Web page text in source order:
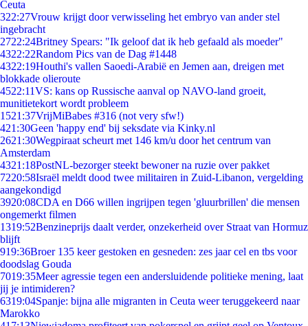
Ceuta
322:27Vrouw krijgt door verwisseling het embryo van ander stel
ingebracht
2722:24Britney Spears: "Ik geloof dat ik heb gefaald als moeder"
4322:22Random Pics van de Dag #1448
4322:19Houthi's vallen Saoedi-Arabië en Jemen aan, dreigen met
blokkade olieroute
4522:11VS: kans op Russische aanval op NAVO-land groeit,
munitietekort wordt probleem
1521:37VrijMiBabes #316 (not very sfw!)
421:30Geen 'happy end' bij seksdate via Kinky.nl
2621:30Wegpiraat scheurt met 146 km/u door het centrum van
Amsterdam
4321:18PostNL-bezorger steekt bewoner na ruzie over pakket
7220:58Israël meldt dood twee militairen in Zuid-Libanon, vergelding
aangekondigd
3920:08CDA en D66 willen ingrijpen tegen 'gluurbrillen' die mensen
ongemerkt filmen
1319:52Benzineprijs daalt verder, onzekerheid over Straat van Hormuz
blijft
919:36Broer 135 keer gestoken en gesneden: zes jaar cel en tbs voor
doodslag Gouda
7019:35Meer agressie tegen een andersluidende politieke mening, laat
jij je intimideren?
6319:04Spanje: bijna alle migranten in Ceuta weer teruggekeerd naar
Marokko